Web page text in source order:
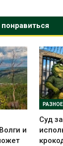
и
РАЗНОЕ
Суд